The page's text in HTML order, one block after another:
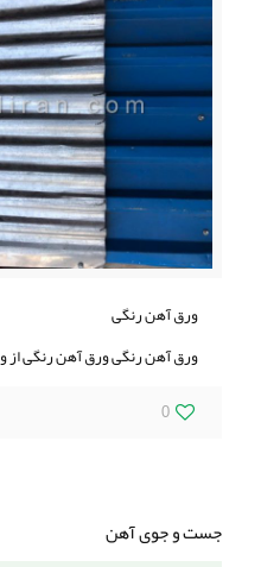
ورق آهن رنگی
ورق آهن رنگی ورق آهن رنگی از
0
جست و جوی آهن